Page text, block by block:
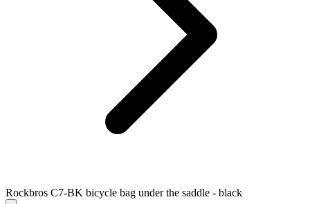
Rockbros C7-BK bicycle bag under the saddle - black